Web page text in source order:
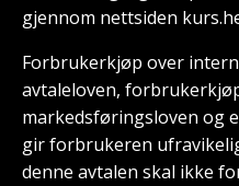
gjennom nettsiden kurs
Forbrukerkjøp over
avtaleloven,
markedsføringsloven og
gir forbrukeren
denne avtalen skal ikke